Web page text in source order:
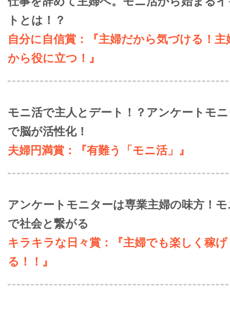
トとは！？
自分に自信賞：『主婦だから気づける！主
から役に立つ！』
モニ活で主人とデート！？アンケートモ
で脳が活性化！
夫婦円満賞：『有難う「モニ活」』
アンケートモニターは専業主婦の味方！
で社会と繋がる
キラキラな日々賞：『主婦でも楽しく稼げ
る！！』